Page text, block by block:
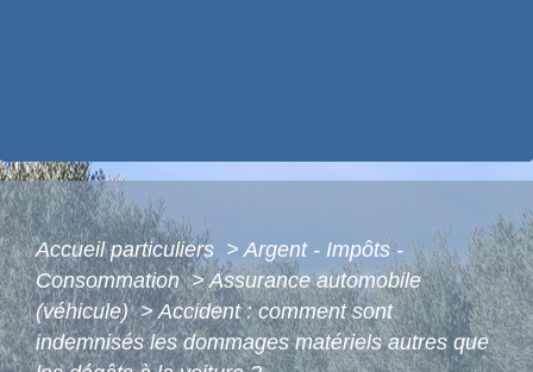
Accueil particuliers > Argent - Impôts -
Consommation> Assurance automobile
(véhicule)> Accident : comment sont
indemnisés les dommages matériels autres que